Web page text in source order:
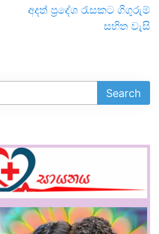
අදත් ප්‍රදේශ රැසකට ගිගුරුම්
සහිත වැසි